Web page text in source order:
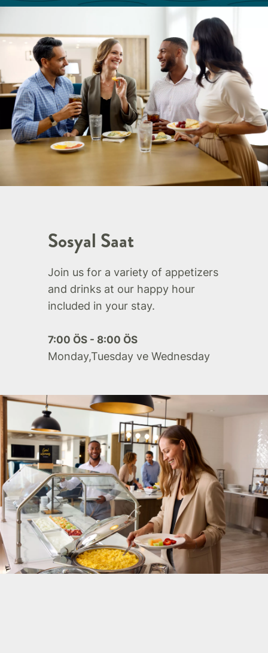
Sosyal Saat
Join us for a variety of appetizers
and drinks at our happy hour
included in your stay.​
7:00 ÖS - 8:00 ÖS
Monday,Tuesday ve Wednesday